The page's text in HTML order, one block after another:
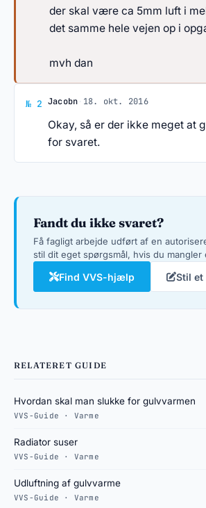
der skal være ca 5mm luft i
det samme hele vejen op i
mvh dan
№ 2 Svar af Jacobn
Jacobn· 18. okt. 2016
Okay, så er der ikke meget at
for svaret.
Fandt du ikke svaret?
Få fagligt arbejde udført af en
stil dit eget spørgsmål, hvis du mangler
Find VVS-hjælp Stil et
RELATERET GUIDE
Hvordan skal man slukke for gulvvarmen
VVS-Guide · Varme
Radiator suser
VVS-Guide · Varme
Udluftning af gulvvarme
VVS-Guide · Varme